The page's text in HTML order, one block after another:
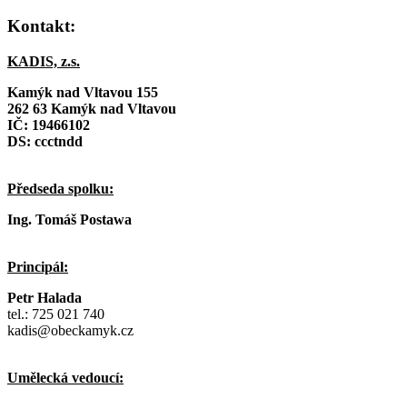
Kontakt:
KADIS, z.s.
Kamýk nad Vltavou 155
262 63 Kamýk nad Vltavou
IČ: 19466102
DS: ccctndd
Předseda spolku:
Ing. Tomáš Postawa
Principál:
Petr Halada
tel.: 725 021 740
kadis@obeckamyk.cz
Umělecká vedoucí: